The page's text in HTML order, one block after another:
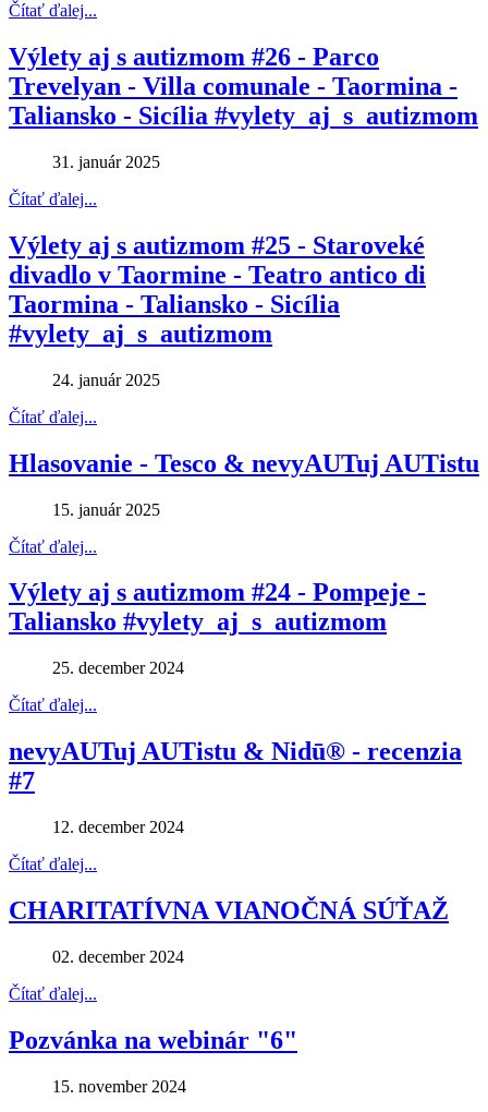
Čítať ďalej...
Výlety aj s autizmom #26 - Parco
Trevelyan - Villa comunale - Taormina -
Taliansko - Sicília #vylety_aj_s_autizmom
31. január 2025
Čítať ďalej...
Výlety aj s autizmom #25 - Staroveké
divadlo v Taormine - Teatro antico di
Taormina - Taliansko - Sicília
#vylety_aj_s_autizmom
24. január 2025
Čítať ďalej...
Hlasovanie - Tesco & nevyAUTuj AUTistu
15. január 2025
Čítať ďalej...
Výlety aj s autizmom #24 - Pompeje -
Taliansko #vylety_aj_s_autizmom
25. december 2024
Čítať ďalej...
nevyAUTuj AUTistu & Nidū® - recenzia
#7
12. december 2024
Čítať ďalej...
CHARITATÍVNA VIANOČNÁ SÚŤAŽ
02. december 2024
Čítať ďalej...
Pozvánka na webinár "6"
15. november 2024